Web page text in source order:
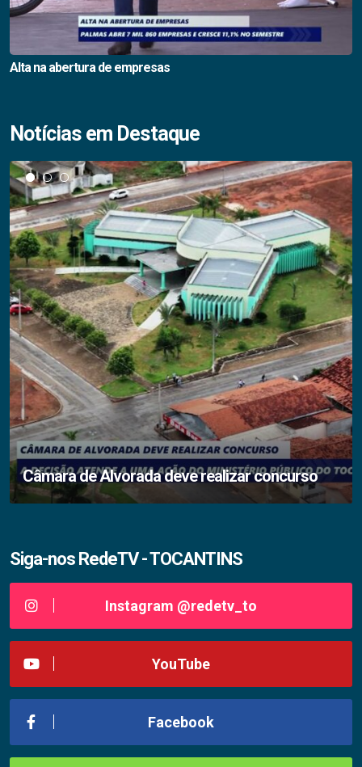
Alta na abertura de empresas
Notícias em Destaque
Câmara de Alvorada deve realizar concurso
Siga-nos RedeTV - TOCANTINS
Instagram @redetv_to
YouTube
Facebook